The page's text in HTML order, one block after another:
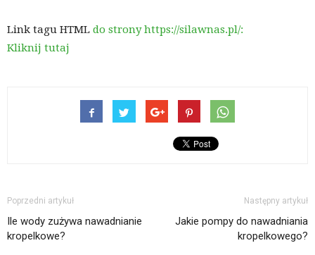
Link tagu HTML do strony https://silawnas.pl/:
Kliknij tutaj
Poprzedni artykuł
Ile wody zużywa nawadnianie
kropelkowe?
Następny artykuł
Jakie pompy do nawadniania
kropelkowego?